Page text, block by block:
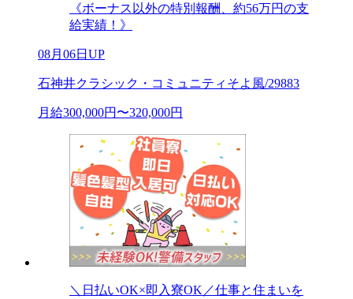
《ボーナス以外の特別報酬、約56万円の支
給実績！》
08月06日UP
石神井クラシック・コミュニティそよ風/29883
月給300,000円〜320,000円
＼日払いOK×即入寮OK／仕事と住まいを